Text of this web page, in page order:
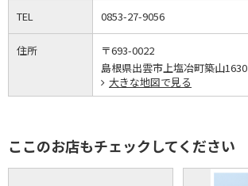
TEL 0853-27-9056
住所
〒693-0022
島根県出雲市上塩冶町築山1630
大きな地図で見る
ここのお店もチェックしてください